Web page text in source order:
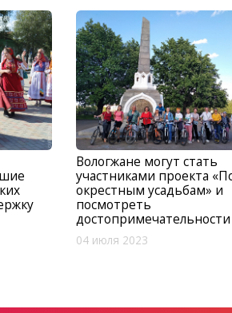
Вологжане могут стать
участниками проекта
окрестным усадьбам» и
посмотреть
04 июля 2023